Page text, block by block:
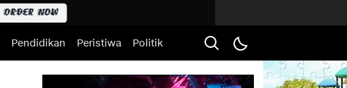
Pendidikan Peristiwa Politik